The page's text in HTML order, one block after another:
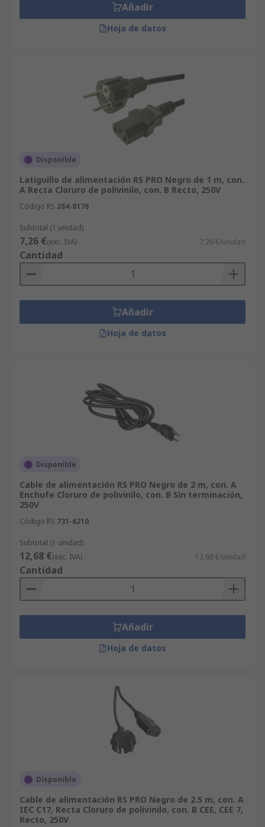
Añadir
Hoja de datos
Disponible
Latiguillo de alimentación RS PRO Negro de 1 m, con.
A Recta Cloruro de polivinilo, con. B Recto, 250V
Código RS 284-8176
Subtotal (1 unidad)
7,26 €(exc. IVA) 7,26 €/unidad
Cantidad
Añadir
Hoja de datos
Disponible
Cable de alimentación RS PRO Negro de 2 m, con. A
Enchufe Cloruro de polivinilo, con. B Sin terminación,
250V
Código RS 731-6210
Subtotal (1 unidad)
12,68 €(exc. IVA) 12,68 €/unidad
Cantidad
Añadir
Hoja de datos
Disponible
Cable de alimentación RS PRO Negro de 2.5 m, con. A
IEC C17, Recta Cloruro de polivinilo, con. B CEE, CEE 7,
Recto, 250V